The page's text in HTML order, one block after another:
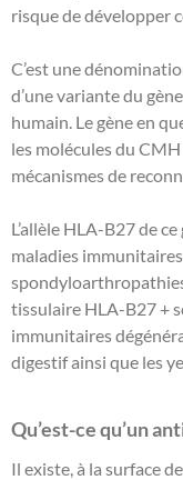
risque de développer
C’est une
d’une variante du
humain. Le gène en
les molécules du
mécanismes de
L’allèle HLA-B27 de
maladies
tissulaire HLA-B27 +
immunitaires
digestif ainsi que les
Qu’est-ce qu’un
Il existe, à la surface